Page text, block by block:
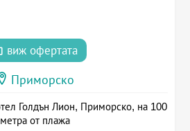
виж офертата
Приморско
Голдън Лион, Приморско, на 100
метра от плажа